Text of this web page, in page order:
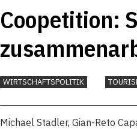
Coopetition:
WIRTSCHAFTSPOLITIK
Michael Stadler, Gian-Reto